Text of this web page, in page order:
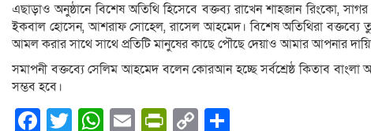
এছাড়াও অনুষ্ঠানে বিশেষ অতিথি হিসেবে বক্তব্য রাখেন শাহজান রিংকো,
ইকবাল হোসেন, আশরাফ সোহেল, রাসেল আহমেদ। বিশেষ অতিথিরা
আমল করার সাথে সাথে প্রতিটি মানুষের কাছে পৌছে দেয়াও আমার আপনার
সমাপনী বক্তব্যে সেলিম আহমেদ বলেন কোরআন হচ্ছে সর্বশ্রেষ্ঠ কিতাব
সম্ভব হবে।
Facebook
Twitter
WhatsApp
EmailPrintFriendly
Copy